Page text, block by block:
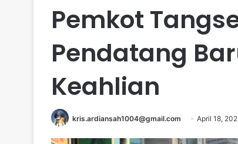
Pemkot
Pendatang
Keahlian
kris.ardiansah1004@gmail.com April 18,